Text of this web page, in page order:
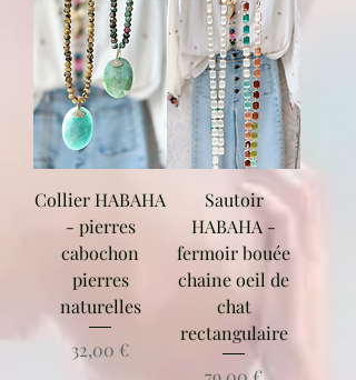
Collier HABAHA
- pierres
cabochon
pierres
naturelles
Prix
32,00 €
Sautoir
HABAHA -
fermoir bouée
chaine oeil de
chat
rectangulaire
Prix